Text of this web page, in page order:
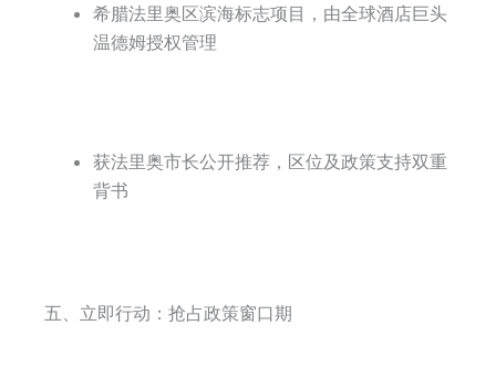
希腊法里奥区滨海标志项目，由全球酒店巨头
温德姆授权管理
获法里奥市长公开推荐，区位及政策支持双重
背书
五、立即行动：抢占政策窗口期